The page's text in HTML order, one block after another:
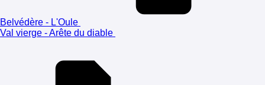
Belvédère - L'Oule
Val vierge - Arête du diable